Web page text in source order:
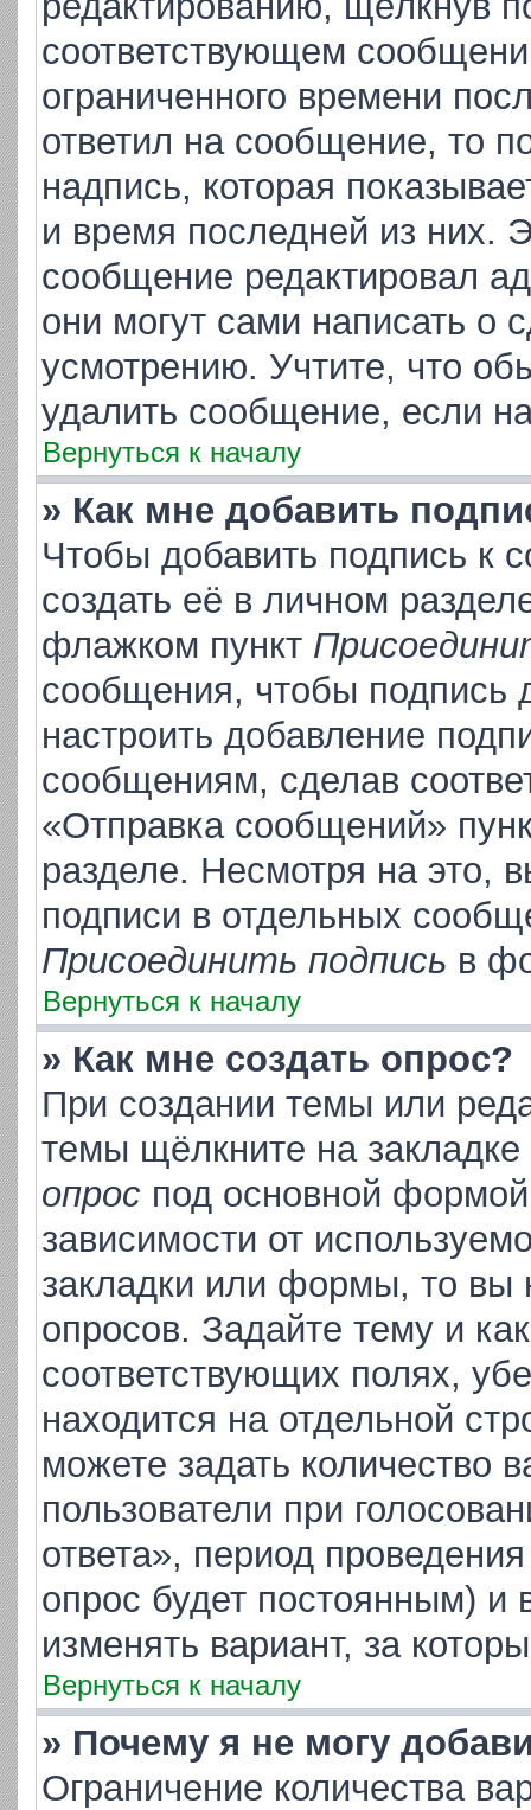
соответствующем
ограниченного времени
ответил на сообщение, то
надпись, которая
и время последней из них.
сообщение редактировал
они могут сами написать о
усмотрению. Учтите, что
удалить сообщение, если
Вернуться к началу
» Как мне добавить
Чтобы добавить подпись к
создать её в личном
флажком пункт
сообщения, чтобы подпись
настроить добавление
сообщениям, сделав
«Отправка сообщений»
разделе. Несмотря на это,
подписи в отдельных
Присоединить подпись в
Вернуться к началу
» Как мне создать опрос?
При создании темы или
темы щёлкните на
опрос под основной
зависимости от
закладки или формы, то вы
опросов. Задайте тему и
соответствующих полях,
находится на отдельной
можете задать количество
пользователи при
ответа», период
опрос будет постоянным) и
изменять вариант, за
Вернуться к началу
» Почему я не могу
Ограничение количества